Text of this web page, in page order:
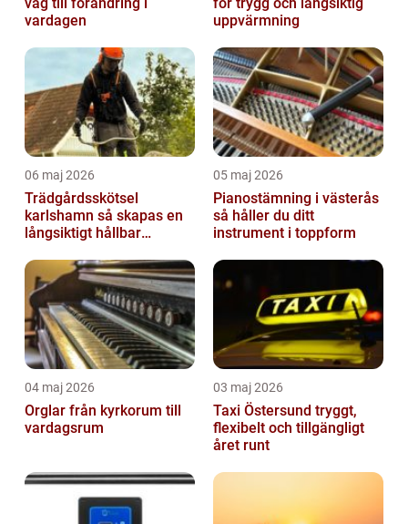
vardagen
uppvärmning
06 maj 2026
Trädgårdsskötsel
karlshamn så skapas en
långsiktigt hållbar
05 maj 2026
Pianostämning i västerås
så håller du ditt
instrument i toppform
04 maj 2026
Orglar från kyrkorum till
vardagsrum
03 maj 2026
Taxi Östersund tryggt,
flexibelt och tillgängligt
året runt